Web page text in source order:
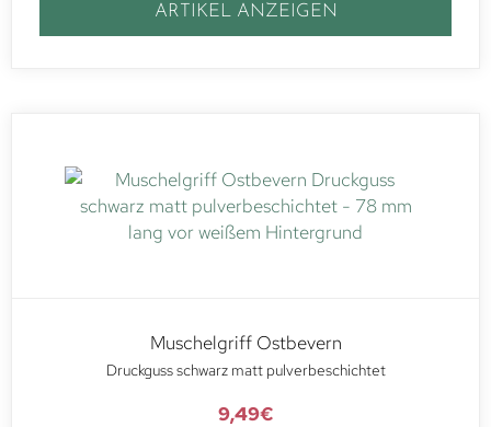
ARTIKEL ANZEIGEN
Muschelgriff Ostbevern
Druckguss schwarz matt pulverbeschichtet
9,49€